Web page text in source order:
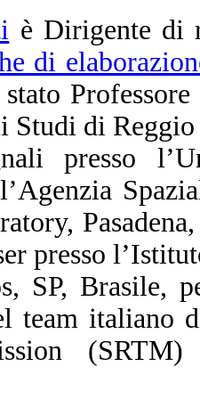
è Dirigente di
di
Studi di
presso
presso
SP,
team italiano